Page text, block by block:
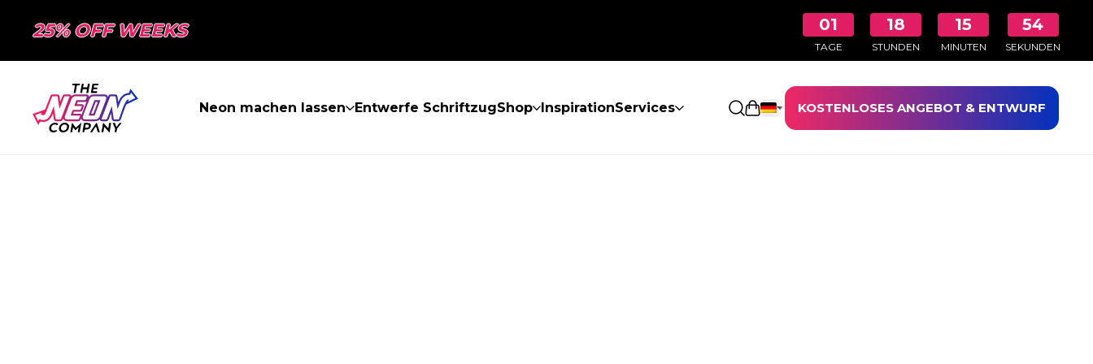
25% OFF WEEKS 01
TAGE
18
STUNDEN
15
MINUTEN
54
SEKUNDEN
Neon machen lassen Entwerfe SchriftzugShop InspirationServices Einkaufswagen öffnen
KOSTENLOSES ANGEBOT & ENTWURF